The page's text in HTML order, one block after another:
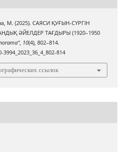
М. (2025). САЯСИ ҚУҒЫН-СҮРГІН
ӘЙЕЛДЕР ТАҒДЫРЫ (1920–1950
, 10(4), 802–814.
814
ссылок